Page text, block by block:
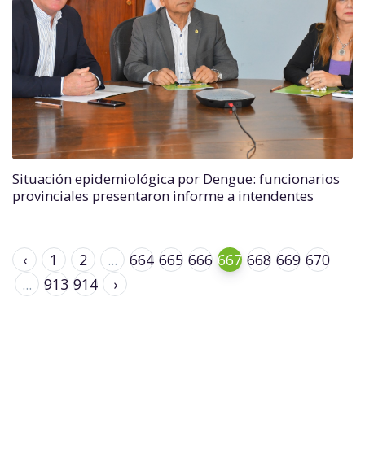
Situación epidemiológica por Dengue: funcionarios
provinciales presentaron informe a intendentes
‹ 1 2 ... 664 665 666 667 668 669 670
...
913 914 ›